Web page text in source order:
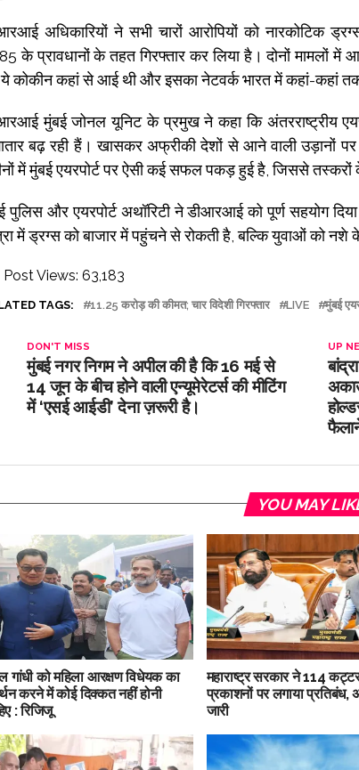
अधिकारियों ने सभी चारों आरोपियों को नारकोटिक
के प्रावधानों के तहत गिरफ्तार कर लिया है। दोनों मामलों
कोकीन कहां से आई थी और इसका नेटवर्क भारत में कहां-कहां
मुंबई जोनल यूनिट के प्रमुख ने कहा कि अंतरराष्ट्रीय
बढ़ रही हैं। खासकर अफ्रीकी देशों से आने वाली उड़ानों
में मुंबई एयरपोर्ट पर ऐसी कई सफल पकड़ हुई है, जिससे तस्करों
पुलिस और एयरपोर्ट अथॉरिटी ने डीआरआई को पूर्ण सहयोग
में ड्रग्स को बाजार में पहुंचने से रोकती है, बल्कि युवाओं को नशे
Post Views: 63,183
TAGS: 11.25 करोड़ की कीमत; चार विदेशी गिरफ्तार LIVE मुंबई
UP
DON'T MISS
मुंबई नगर निगम ने अपील की है कि 16 मई से
14 जून के बीच होने वाली एन्यूमेरेटर्स की मीटिंग
में ‘एसई आईडी’ देना ज़रूरी है।
YOU MAY
गांधी को महिला आरक्षण विधेयक का
करने में कोई दिक्कत नहीं होनी
: रिजिजू
महाराष्ट्र सरकार ने 114
प्रकाशनों पर लगाया प्रतिबंध,
जारी